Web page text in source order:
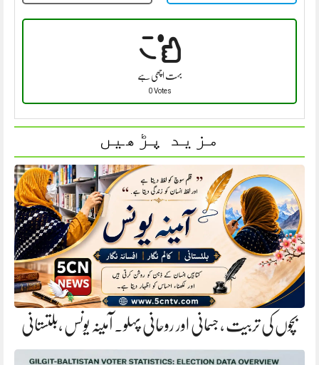
بہت اچھی ہے
0 Votes
مزید پڑھیں
بچوں کی تربیت ، جسمانی اور روحانی پہلو. آمینہ یونس ،بلتستانی